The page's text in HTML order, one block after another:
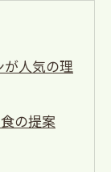
が人気の理
の提案
イズメニ